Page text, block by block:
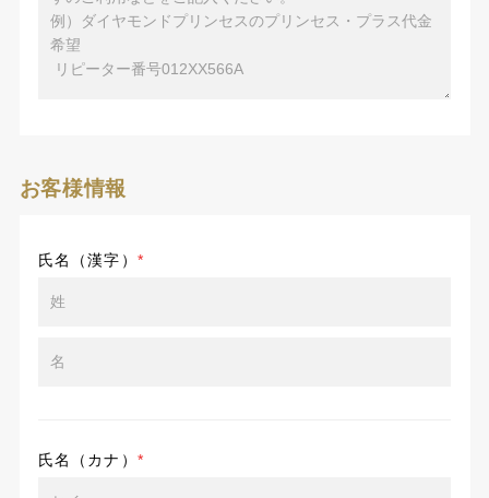
お客様情報
氏名（漢字） *
氏名（カナ） *